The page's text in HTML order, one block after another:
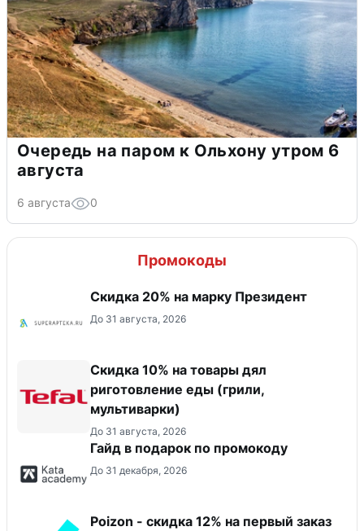
Очередь на паром к Ольхону утром 6
августа
6 августа 0
Промокоды
Скидка 20% на марку Президент
До 31 августа, 2026
Скидка 10% на товары дял
риготовление еды (грили,
мультиварки)
До 31 августа, 2026
Гайд в подарок по промокоду
До 31 декабря, 2026
Poizon - скидка 12% на первый заказ